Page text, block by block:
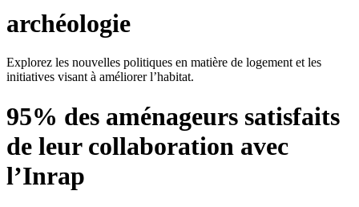
archéologie
Explorez les nouvelles politiques en matière de logement et les
initiatives visant à améliorer l’habitat.
95% des aménageurs satisfaits
de leur collaboration avec
l’Inrap